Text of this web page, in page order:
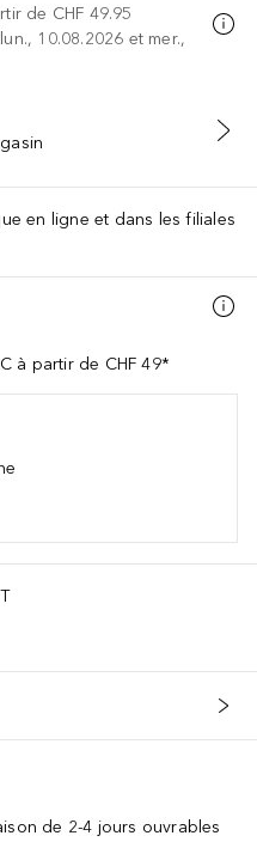
de CHF 49.95
10.08.2026 et mer.,
PANIER
en ligne et dans les filiales
à partir de CHF 49*
de 2-4 jours ouvrables